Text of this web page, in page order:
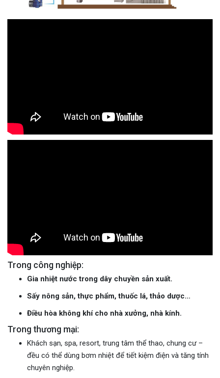
Trong công nghiệp:
Gia nhiệt nước trong dây chuyền sản xuất.
Sấy nông sản, thực phẩm, thuốc lá, thảo dược…
Điều hòa không khí cho nhà xưởng, nhà kính.
Trong thương mại:
Khách sạn, spa, resort, trung tâm thể thao, chung cư –
đều có thể dùng bơm nhiệt để tiết kiệm điện và tăng tính
chuyên nghiệp.